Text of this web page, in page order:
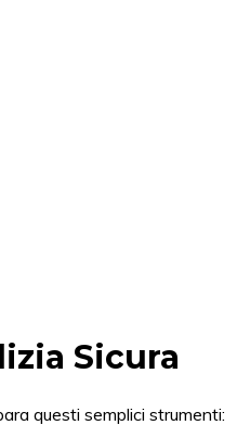
Sicura
questi semplici strumenti: